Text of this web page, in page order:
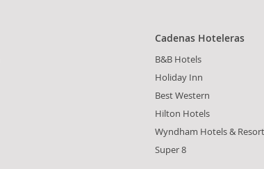
Cadenas Hoteleras
B&B Hotels
Holiday Inn
Best Western
Hilton Hotels
Wyndham Hotels &
Super 8